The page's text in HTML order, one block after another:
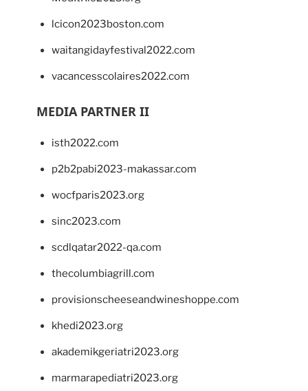
lcicon2023boston.com
waitangidayfestival2022.com
vacancesscolaires2022.com
MEDIA PARTNER II
isth2022.com
p2b2pabi2023-makassar.com
wocfparis2023.org
sinc2023.com
scdlqatar2022-qa.com
thecolumbiagrill.com
provisionscheeseandwineshoppe.com
khedi2023.org
akademikgeriatri2023.org
marmarapediatri2023.org